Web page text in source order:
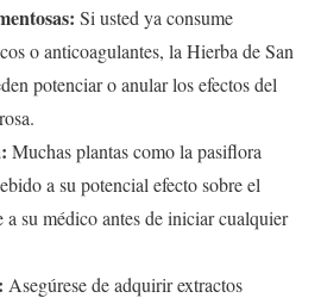
Si usted ya consume
o anticoagulantes, la Hierba de San
potenciar o anular los efectos del
Muchas plantas como la pasiflora
a su potencial efecto sobre el
su médico antes de iniciar cualquier
Asegúrese de adquirir extractos